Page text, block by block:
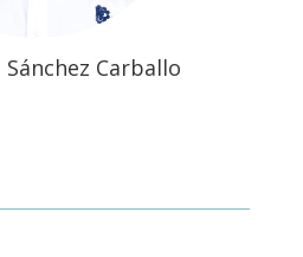
Sánchez Carballo